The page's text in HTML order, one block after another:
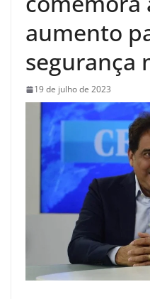
aumento
segurança
19 de julho de 2023